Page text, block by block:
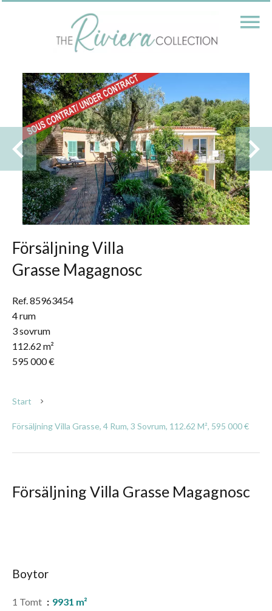
Försäljning Villa
Grasse Magagnosc
Ref. 85963454
4 rum
3 sovrum
112.62 m²
595 000 €
Start
Försäljning Villa Grasse, 4 Rum, 3 Sovrum, 112.62 M², 595 000 €
Försäljning Villa Grasse Magagnosc
Boytor
1 Tomt
9931 m²